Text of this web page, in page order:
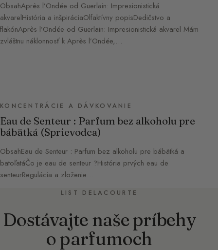
ObsahAprès l’Ondée od Guerlain: Impresionistická
akvarelHistória a inšpiráciaOlfaktívny popisDedičstvo a
flakónAprès l’Ondée od Guerlain: Impresionistická akvarel Mám
zvláštnu náklonnosť k Après l’Ondée,…
KONCENTRÁCIE A DÁVKOVANIE
Eau de Senteur : Parfum bez alkoholu pre
bábätká (Sprievodca)
ObsahEau de Senteur : Parfum bez alkoholu pre bábätká a
batoľatáČo je eau de senteur ?História prvých eau de
senteurRegulácia a zloženie…
LIST DELACOURTE
Dostávajte naše príbehy
o parfumoch